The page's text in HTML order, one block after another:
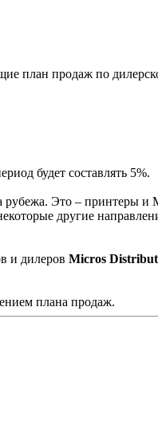
план продаж по
будет составлять 5%.
Это – принтеры
другие
и дилеров Micros
плана продаж.